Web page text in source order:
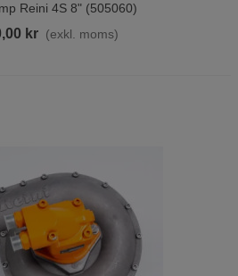
Reini 4S 8" (505060)
kr (exkl. moms)